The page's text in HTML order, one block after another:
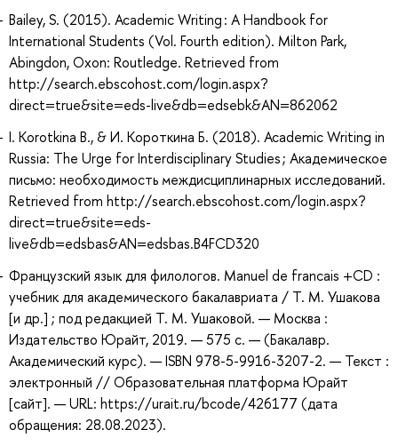
Bailey, S. (2015). Academic Writing : A Handbook for
International Students (Vol. Fourth edition). Milton Park,
Abingdon, Oxon: Routledge. Retrieved from
http://search.ebscohost.com/login.aspx?
direct=true&site=eds-live&db=edsebk&AN=862062
I. Korotkina B., & И. Короткина Б. (2018). Academic Writing in
Russia: The Urge for Interdisciplinary Studies ; Академическое
письмо: необходимость междисциплинарных исследований.
Retrieved from http://search.ebscohost.com/login.aspx?
direct=true&site=eds-
live&db=edsbas&AN=edsbas.B4FCD320
Французский язык для филологов. Manuel de francais +CD :
учебник для академического бакалавриата / Т. М. Ушакова
[и др.] ; под редакцией Т. М. Ушаковой. — Москва :
Издательство Юрайт, 2019. — 575 с. — (Бакалавр.
Академический курс). — ISBN 978-5-9916-3207-2. — Текст :
электронный // Образовательная платформа Юрайт
[сайт]. — URL: https://urait.ru/bcode/426177 (дата
обращения: 28.08.2023).